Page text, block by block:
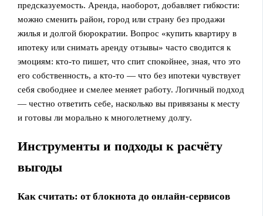
предсказуемость. Аренда, наоборот, добавляет гибкости:
можно сменить район, город или страну без продажи
жилья и долгой бюрократии. Вопрос «купить квартиру в
ипотеку или снимать аренду отзывы» часто сводится к
эмоциям: кто‑то пишет, что спит спокойнее, зная, что это
его собственность, а кто‑то — что без ипотеки чувствует
себя свободнее и смелее меняет работу. Логичный подход
— честно ответить себе, насколько вы привязаны к месту
и готовы ли морально к многолетнему долгу.
Инструменты и подходы к расчёту
выгоды
Как считать: от блокнота до онлайн‑сервисов